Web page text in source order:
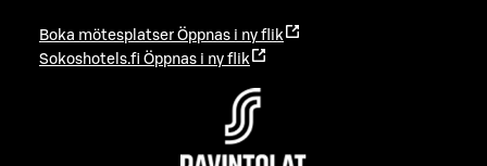
Boka mötesplatser Öppnas i ny flik
Sokoshotels.fi Öppnas i ny flik